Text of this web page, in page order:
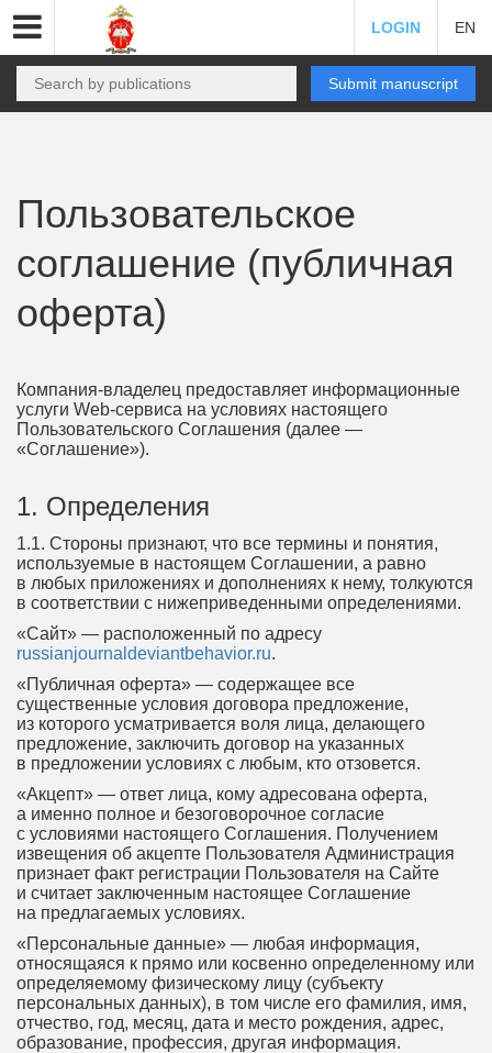
LOGIN EN
Submit manuscript
Пользовательское
соглашение (публичная
оферта)
Компания-владелец предоставляет информационные
услуги Web-сервиса на условиях настоящего
Пользовательского Соглашения (далее —
«Соглашение»).
1. Определения
1.1. Стороны признают, что все термины и понятия,
используемые в настоящем Соглашении, а равно
в любых приложениях и дополнениях к нему, толкуются
в соответствии с нижеприведенными определениями.
«Сайт» — расположенный по адресу
russianjournaldeviantbehavior.ru.
«Публичная оферта» — содержащее все
существенные условия договора предложение,
из которого усматривается воля лица, делающего
предложение, заключить договор на указанных
в предложении условиях с любым, кто отзовется.
«Акцепт» — ответ лица, кому адресована оферта,
а именно полное и безоговорочное согласие
с условиями настоящего Соглашения. Получением
извещения об акцепте Пользователя Администрация
признает факт регистрации Пользователя на Сайте
и считает заключенным настоящее Соглашение
на предлагаемых условиях.
«Персональные данные» — любая информация,
относящаяся к прямо или косвенно определенному или
определяемому физическому лицу (субъекту
персональных данных), в том числе его фамилия, имя,
отчество, год, месяц, дата и место рождения, адрес,
образование, профессия, другая информация.